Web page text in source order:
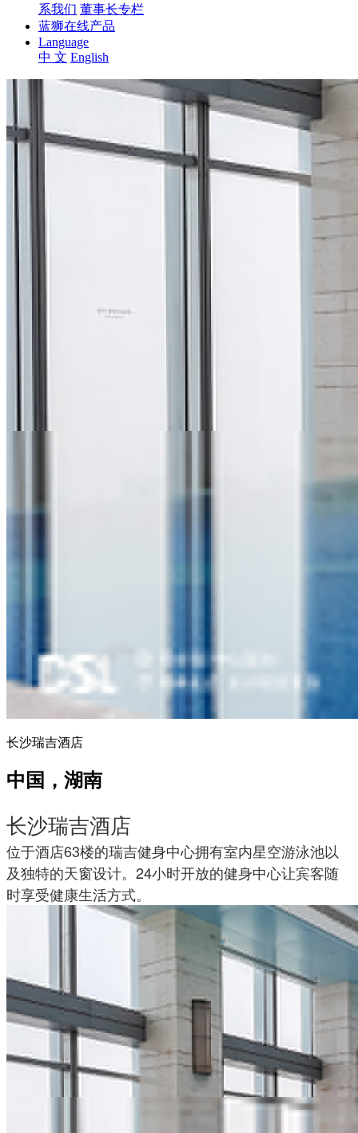
系我们 董事长专栏
蓝狮在线产品
Language
中 文 English
长沙瑞吉酒店
中国，湖南
长沙瑞吉酒店
位于酒店63楼的瑞吉健身中心拥有室内星空游泳池以
及独特的天窗设计。24小时开放的健身中心让宾客随
时享受健康生活方式。